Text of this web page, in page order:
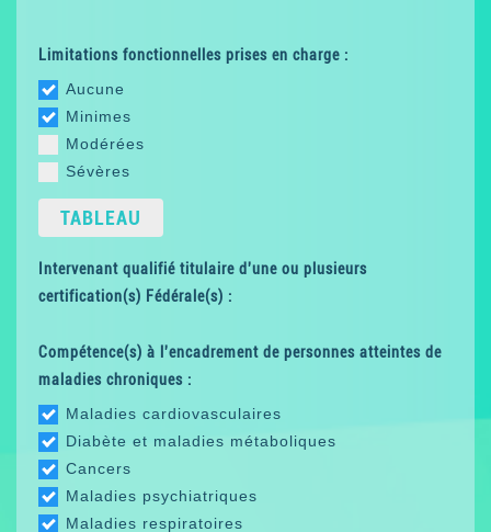
Limitations fonctionnelles prises en charge :
Aucune
Minimes
Modérées
Sévères
TABLEAU
Intervenant qualifié titulaire d'une ou plusieurs
certification(s) Fédérale(s) :
Compétence(s) à l'encadrement de personnes atteintes de
maladies chroniques :
Maladies cardiovasculaires
Diabète et maladies métaboliques
Cancers
Maladies psychiatriques
Maladies respiratoires